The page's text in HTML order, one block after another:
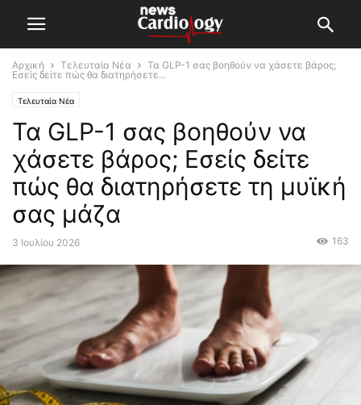
Αρχική Τελευταία Νέα
Τα GLP-1 σας βοηθούν να χάσετε βάρος;
Εσείς δείτε πώς θα διατηρήσετε...
Τελευταία Νέα
Τα GLP-1 σας βοηθούν να
χάσετε βάρος; Εσείς δείτε
πώς θα διατηρήσετε τη μυϊκή
σας μάζα
3 Ιουλίου 2026 163